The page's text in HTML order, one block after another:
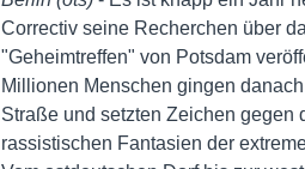
Correctiv seine Recherchen über
"Geheimtreffen" von Potsdam
Millionen Menschen gingen
Straße und setzten Zeichen gegen
rassistischen Fantasien der